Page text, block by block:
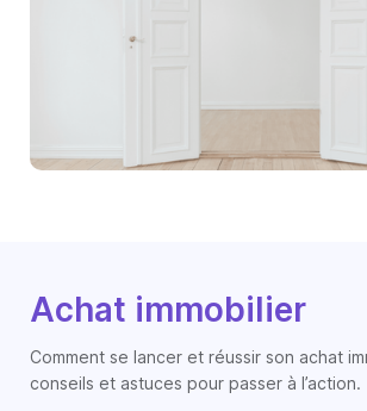
Achat immobilier
Comment se lancer et réussir son achat
conseils et astuces pour passer à l’action.